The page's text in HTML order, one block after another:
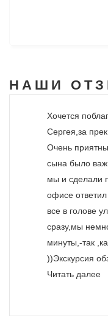
НАШИ
Хочется
Сергея,за
Очень
сына было
мы и сделали
офисе
все в голове
сразу,мы
минуты,-так
))Экскурсия
Читать далее«»